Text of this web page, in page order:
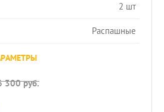
2 шт
Распашные
300руб.